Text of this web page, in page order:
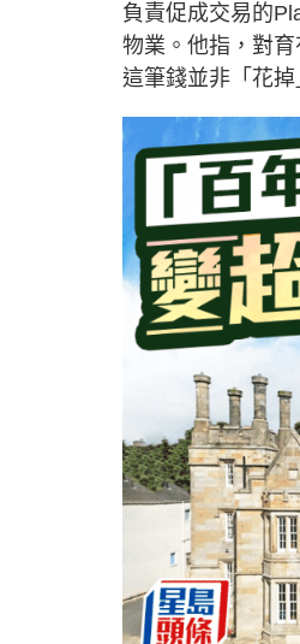
負責促成交易的
物業。他指，對
這筆錢並非「花